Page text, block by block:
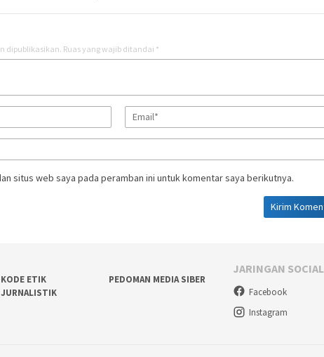
dipublikasikan. Ruas yang wajib ditandai *
situs web saya pada peramban ini untuk komentar saya berikutnya.
KODE ETIK
JURNALISTIK
PEDOMAN MEDIA SIBER
JARINGAN SOCIAL
Facebook
Instagram